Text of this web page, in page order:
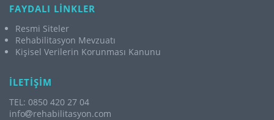
FAYDALI LİNKLER
Resmi Siteler
Rehabilitasyon Mevzuatı
Kişisel Verilerin Korunması Kanunu
İLETİŞİM
TEL: 0850 420 27 04
info
rehabilitasyon.com